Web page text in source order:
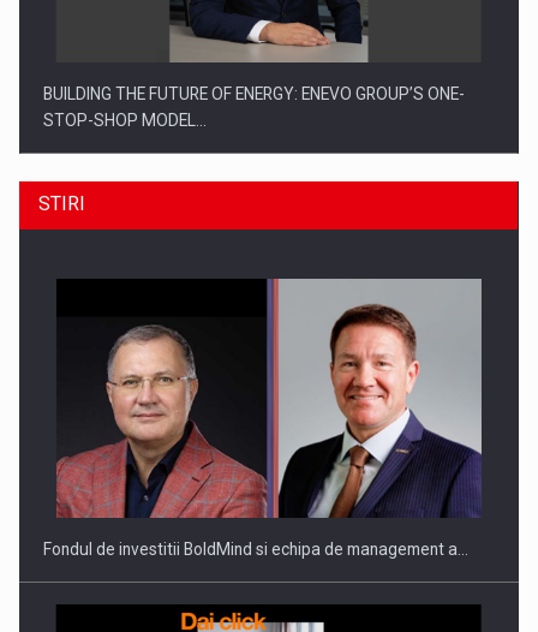
BUILDING THE FUTURE OF ENERGY: ENEVO GROUP’S ONE-
STOP-SHOP MODEL…
ROOTED IN ROMANIA, BUILT TO DELIVER TECHNOLOGY FOR
THE…
STIRI
Fondul de investitii BoldMind si echipa de management a…